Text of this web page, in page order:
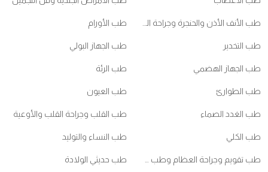
طب الأورام
طب التخدير طب الجهاز البولي
طب الجهاز الهضمي طب الرئة
طب الطوارئ طب العيون
طب الغدد الصماء طب القلب وجراحة القلب والأوعية
طب الكلي طب النساء والتوليد
طب حديثي الولادة